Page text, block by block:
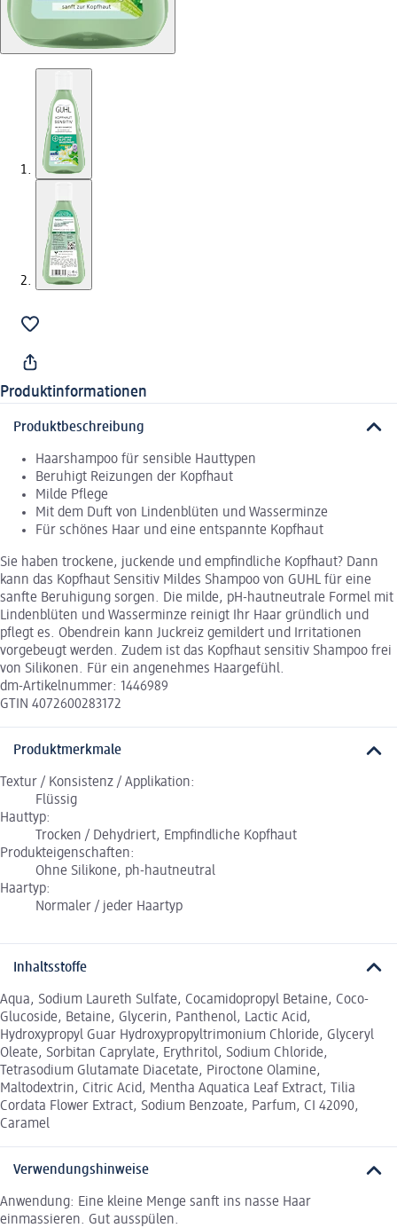
Produktinformationen
Produktbeschreibung
Haarshampoo für sensible Hauttypen
Beruhigt Reizungen der Kopfhaut
Milde Pflege
Mit dem Duft von Lindenblüten und Wasserminze
Für schönes Haar und eine entspannte Kopfhaut
Sie haben trockene, juckende und empfindliche Kopfhaut? Dann
kann das Kopfhaut Sensitiv Mildes Shampoo von GUHL für eine
sanfte Beruhigung sorgen. Die milde, pH-hautneutrale Formel mit
Lindenblüten und Wasserminze reinigt Ihr Haar gründlich und
pflegt es. Obendrein kann Juckreiz gemildert und Irritationen
vorgebeugt werden. Zudem ist das Kopfhaut sensitiv Shampoo frei
von Silikonen. Für ein angenehmes Haargefühl.
dm-Artikelnummer: 1446989
GTIN 4072600283172
Produktmerkmale
Textur / Konsistenz / Applikation:
Flüssig
Hauttyp:
Trocken / Dehydriert, Empfindliche Kopfhaut
Produkteigenschaften:
Ohne Silikone, ph-hautneutral
Haartyp:
Normaler / jeder Haartyp
Inhaltsstoffe
Aqua, Sodium Laureth Sulfate, Cocamidopropyl Betaine, Coco-
Glucoside, Betaine, Glycerin, Panthenol, Lactic Acid,
Hydroxypropyl Guar Hydroxypropyltrimonium Chloride, Glyceryl
Oleate, Sorbitan Caprylate, Erythritol, Sodium Chloride,
Tetrasodium Glutamate Diacetate, Piroctone Olamine,
Maltodextrin, Citric Acid, Mentha Aquatica Leaf Extract, Tilia
Cordata Flower Extract, Sodium Benzoate, Parfum, CI 42090,
Caramel
Verwendungshinweise
Anwendung: Eine kleine Menge sanft ins nasse Haar
einmassieren. Gut ausspülen.